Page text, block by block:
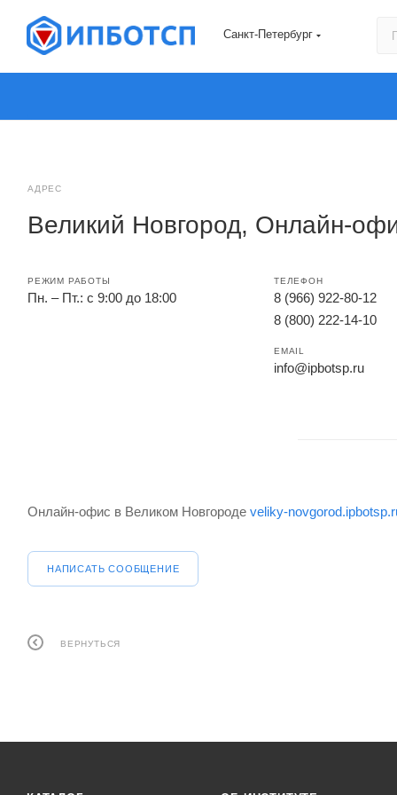
Санкт-Петербург
АДРЕС
Великий Новгород, Онлайн-
РЕЖИМ РАБОТЫ
Пн. – Пт.: с 9:00 до 18:00
ТЕЛЕФОН
8 (966) 922-80-12
8 (800) 222-14-10
EMAIL
info@ipbotsp.ru
Онлайн-офис в Великом Новгороде veliky-
НАПИСАТЬ СООБЩЕНИЕ
ВЕРНУТЬСЯ